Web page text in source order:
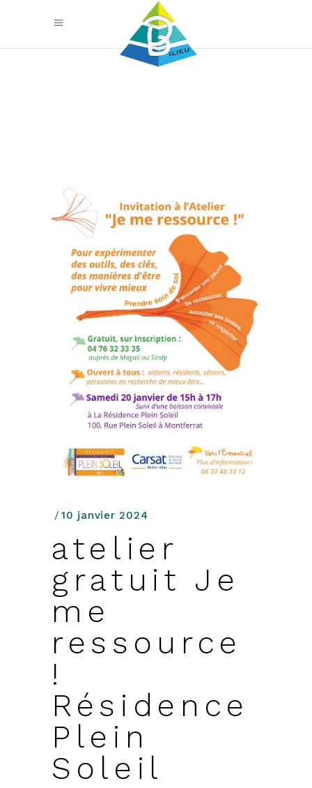
10 janvier 2024
atelier
gratuit Je
me
ressource
!
Résidence
Plein
Soleil